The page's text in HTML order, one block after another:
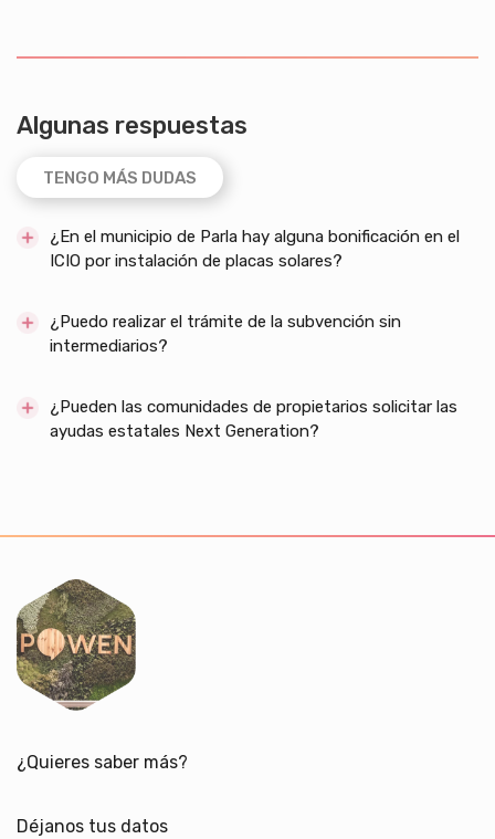
Algunas respuestas
TENGO MÁS DUDAS
¿En el municipio de Parla hay alguna bonificación en el
ICIO por instalación de placas solares?
¿Puedo realizar el trámite de la subvención sin
intermediarios?
¿Pueden las comunidades de propietarios solicitar las
ayudas estatales Next Generation?
¿Quieres saber más?
Déjanos tus datos